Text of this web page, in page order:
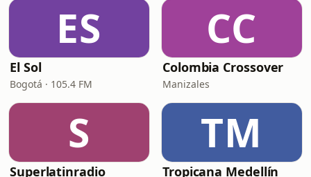
ES
El Sol
Bogotá · 105.4 FM
CC
Colombia Crossover
Manizales
S
Superlatinradio
TM
Tropicana Medellín